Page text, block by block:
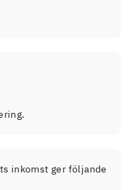
inkomst ger följande